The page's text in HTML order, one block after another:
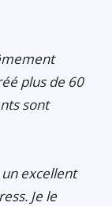
plus de 60
sont
un excellent
Je le